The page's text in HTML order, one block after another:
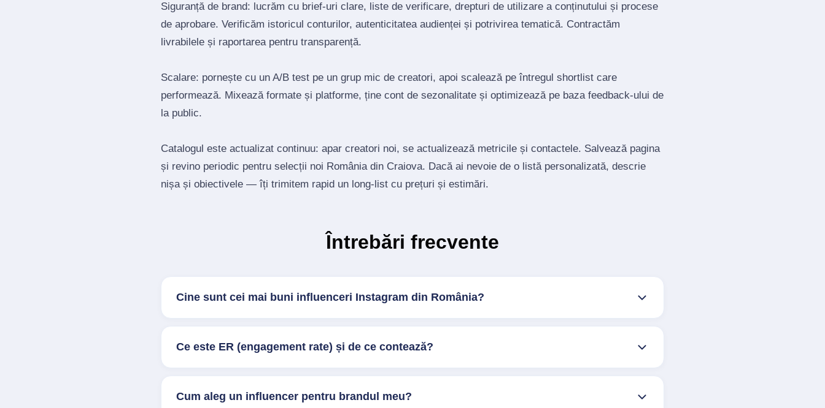
Siguranță de brand: lucrăm cu brief‑uri clare, liste de verificare, drepturi de utilizare a conținutului și procese
de aprobare. Verificăm istoricul conturilor, autenticitatea audienței și potrivirea tematică. Contractăm
livrabilele și raportarea pentru transparență.
Scalare: pornește cu un A/B test pe un grup mic de creatori, apoi scalează pe întregul shortlist care
performează. Mixează formate și platforme, ține cont de sezonalitate și optimizează pe baza feedback‑ului de
la public.
Catalogul este actualizat continuu: apar creatori noi, se actualizează metricile și contactele. Salvează pagina
și revino periodic pentru selecții noi România din Craiova. Dacă ai nevoie de o listă personalizată, descrie
nișa și obiectivele — îți trimitem rapid un long‑list cu prețuri și estimări.
Întrebări frecvente
Cine sunt cei mai buni influenceri Instagram din România?
Ce este ER (engagement rate) și de ce contează?
Cum aleg un influencer pentru brandul meu?